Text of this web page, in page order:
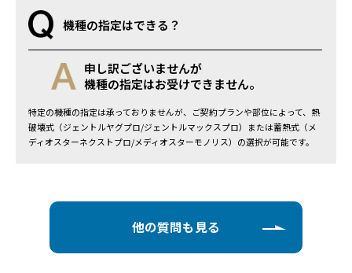
機種の指定はできる？
申し訳ございませんが
機種の指定はお受けできません。
特定の機種の指定は承っておりませんが、ご契約プランや部位によって、熱
破壊式（ジェントルヤグプロ/ジェントルマックスプロ）または蓄熱式（メ
ディオスターネクストプロ/メディオスターモノリス）の選択が可能です。
他の質問も見る